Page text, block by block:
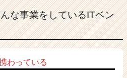
な事業をしているITベン
わっている